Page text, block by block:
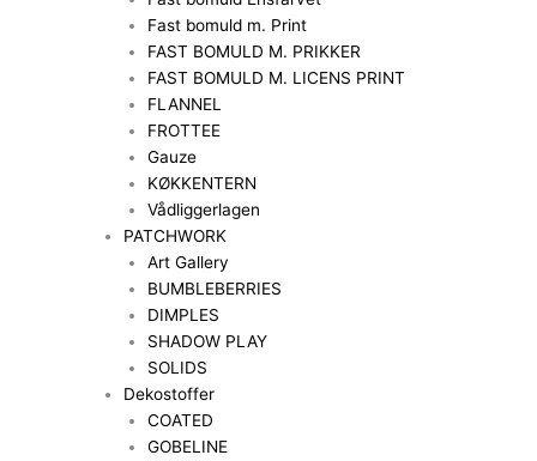
Fast bomuld m. Print
FAST BOMULD M. PRIKKER
FAST BOMULD M. LICENS PRINT
FLANNEL
FROTTEE
Gauze
KØKKENTERN
Vådliggerlagen
PATCHWORK
Art Gallery
BUMBLEBERRIES
DIMPLES
SHADOW PLAY
SOLIDS
Dekostoffer
COATED
GOBELINE